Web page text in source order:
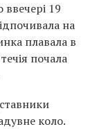
ввечері 19
на
плавала в
почала
коло.